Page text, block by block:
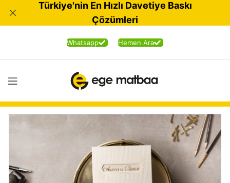
Whatsapp Hemen Ara
Türkiye'nin En Hızlı Davetiye Baskı
Çözümleri